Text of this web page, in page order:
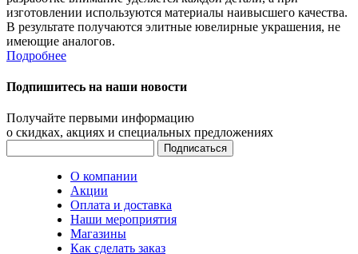
изготовлении используются материалы наивысшего качества.
В результате получаются элитные ювелирные украшения, не
имеющие аналогов.
Подробнее
Подпишитесь на наши новости
Получайте первыми информацию
о скидках, акциях и специальных предложениях
О компании
Акции
Оплата и доставка
Наши мероприятия
Магазины
Как сделать заказ